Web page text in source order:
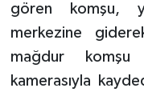
gören komşu,
merkezine
mağdur
kamerasıyla